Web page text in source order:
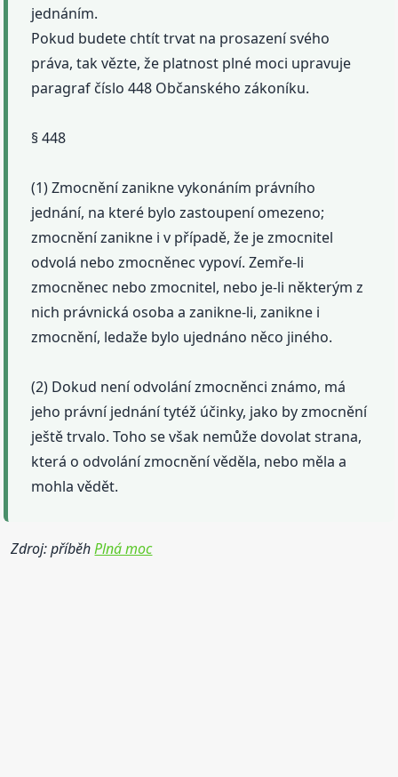
jednáním.
Pokud budete chtít trvat na prosazení svého
práva, tak vězte, že platnost plné moci upravuje
paragraf číslo 448 Občanského zákoníku.
§ 448
(1) Zmocnění zanikne vykonáním právního
jednání, na které bylo zastoupení omezeno;
zmocnění zanikne i v případě, že je zmocnitel
odvolá nebo zmocněnec vypoví. Zemře-li
zmocněnec nebo zmocnitel, nebo je-li některým z
nich právnická osoba a zanikne-li, zanikne i
zmocnění, ledaže bylo ujednáno něco jiného.
(2) Dokud není odvolání zmocněnci známo, má
jeho právní jednání tytéž účinky, jako by zmocnění
ještě trvalo. Toho se však nemůže dovolat strana,
která o odvolání zmocnění věděla, nebo měla a
mohla vědět.
Zdroj: příběhPlná moc